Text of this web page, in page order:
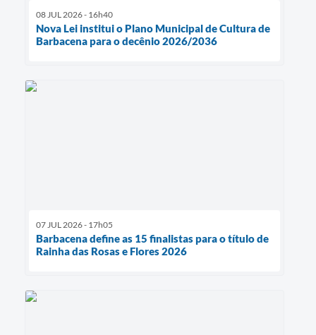
08 JUL 2026 - 16h40
Nova Lei institui o Plano Municipal de Cultura de
Barbacena para o decênio 2026/2036
07 JUL 2026 - 17h05
Barbacena define as 15 finalistas para o título de
Rainha das Rosas e Flores 2026